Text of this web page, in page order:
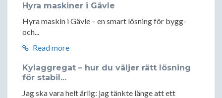
Hyra maskiner i Gävle
Hyra maskin i Gävle – en smart lösning för bygg-
och...
Read more
Kylaggregat – hur du väljer rätt lösning
för stabil...
Jag ska vara helt ärlig: jag tänkte länge att ett